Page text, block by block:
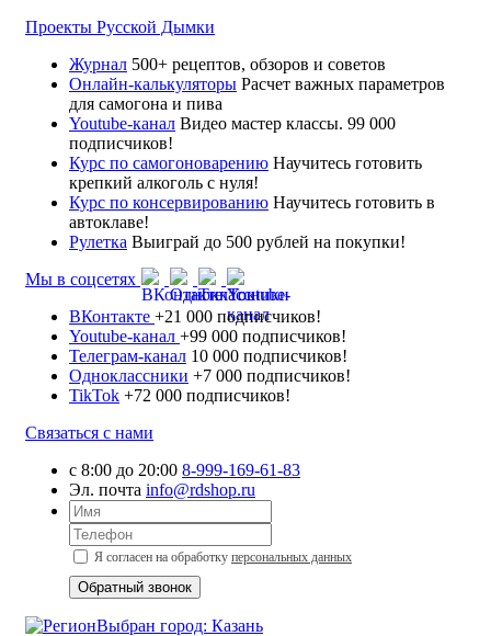
Проекты Русской Дымки
Журнал 500+ рецептов, обзоров и советов
Онлайн-калькуляторы Расчет важных параметров
для самогона и пива
Youtube-канал Видео мастер классы. 99 000
подписчиков!
Курс по самогоноварению Научитесь готовить
крепкий алкоголь с нуля!
Курс по консервированию Научитесь готовить в
автоклаве!
Рулетка Выиграй до 500 рублей на покупки!
Мы в соцсетях
ВКонтакте +21 000 подписчиков!
Youtube-канал +99 000 подписчиков!
Телеграм-канал 10 000 подписчиков!
Одноклассники +7 000 подписчиков!
TikTok +72 000 подписчиков!
Связаться с нами
с 8:00 до 20:00 8-999-169-61-83
Эл. почта info@rdshop.ru
Я согласен на обработку персональных данных
Выбран город: Казань